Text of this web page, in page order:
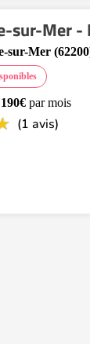
sur-Mer -
sur-Mer
par mois
(1 avis)